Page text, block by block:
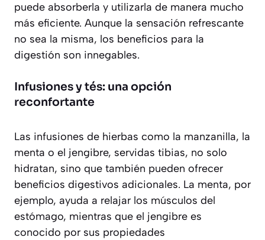
puede absorberla y utilizarla de manera mucho
más eficiente. Aunque la sensación refrescante
no sea la misma, los beneficios para la
digestión son innegables.
Infusiones y tés: una opción
reconfortante
Las infusiones de hierbas como la manzanilla, la
menta o el jengibre, servidas tibias, no solo
hidratan, sino que también pueden ofrecer
beneficios digestivos adicionales. La menta, por
ejemplo, ayuda a relajar los músculos del
estómago, mientras que el jengibre es
conocido por sus propiedades